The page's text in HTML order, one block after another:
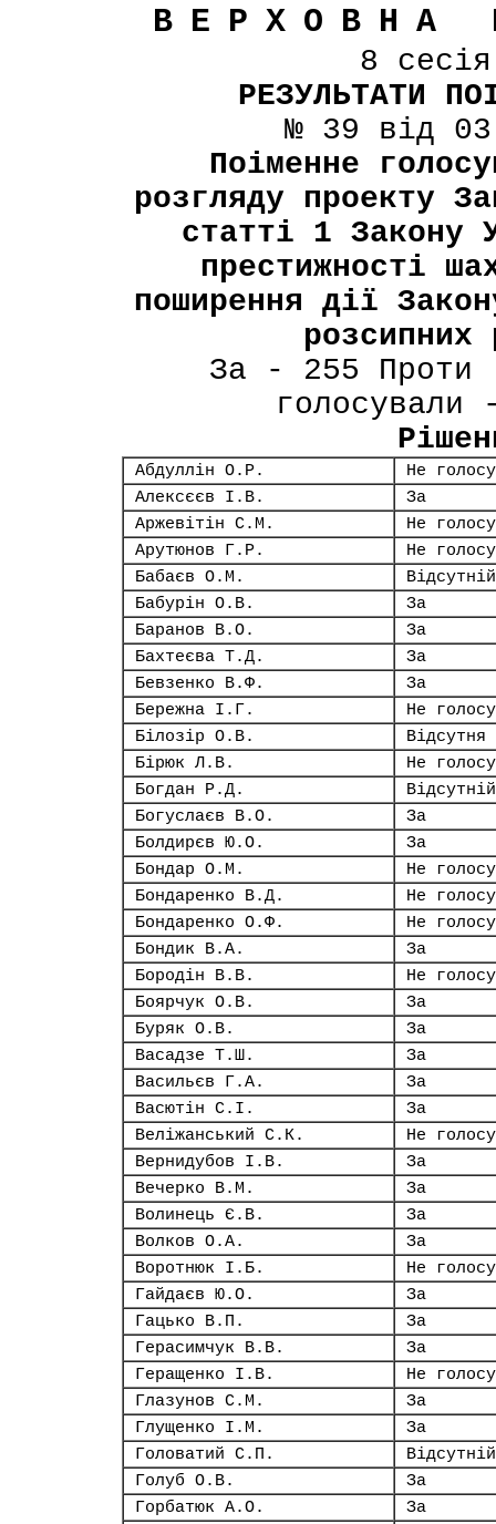
ВЕРХОВНА
8
РЕЗУЛЬТАТИ
№ 39 від
Поіменне
розгляду проекту
статті 1 Закону
престижності
поширення дії
За - 255 Проти
Абдуллін О.Р.
Не
Алексєєв І.В.
За
Аржевітін С.М.
Не
Арутюнов Г.Р.
Не
Бабаєв О.М.
Відсутній
Бабурін О.В.
За
Баранов В.О.
За
Бахтеєва Т.Д.
За
Бевзенко В.Ф.
За
Бережна І.Г.
Не
Білозір О.В.
Відсутня
Бірюк Л.В.
Не
Богдан Р.Д.
Відсутній
Богуслаєв В.О.
За
Болдирєв Ю.О.
За
Бондар О.М.
Не
Бондаренко В.Д.
Не
Бондаренко О.Ф.
Не
Бондик В.А.
За
Бородін В.В.
Не
Боярчук О.В.
За
Буряк О.В.
За
Васадзе Т.Ш.
За
Васильєв Г.А.
За
Васютін С.І.
За
Веліжанський С.К.
Не
Вернидубов І.В.
За
Вечерко В.М.
За
Волинець Є.В.
За
Волков О.А.
За
Воротнюк І.Б.
Не
Гайдаєв Ю.О.
За
Гацько В.П.
За
Герасимчук В.В.
За
Геращенко І.В.
Не
Глазунов С.М.
За
Глущенко І.М.
За
Головатий С.П.
Відсутній
Голуб О.В.
За
Горбатюк А.О.
За